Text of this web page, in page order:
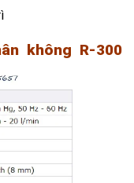
không R-300